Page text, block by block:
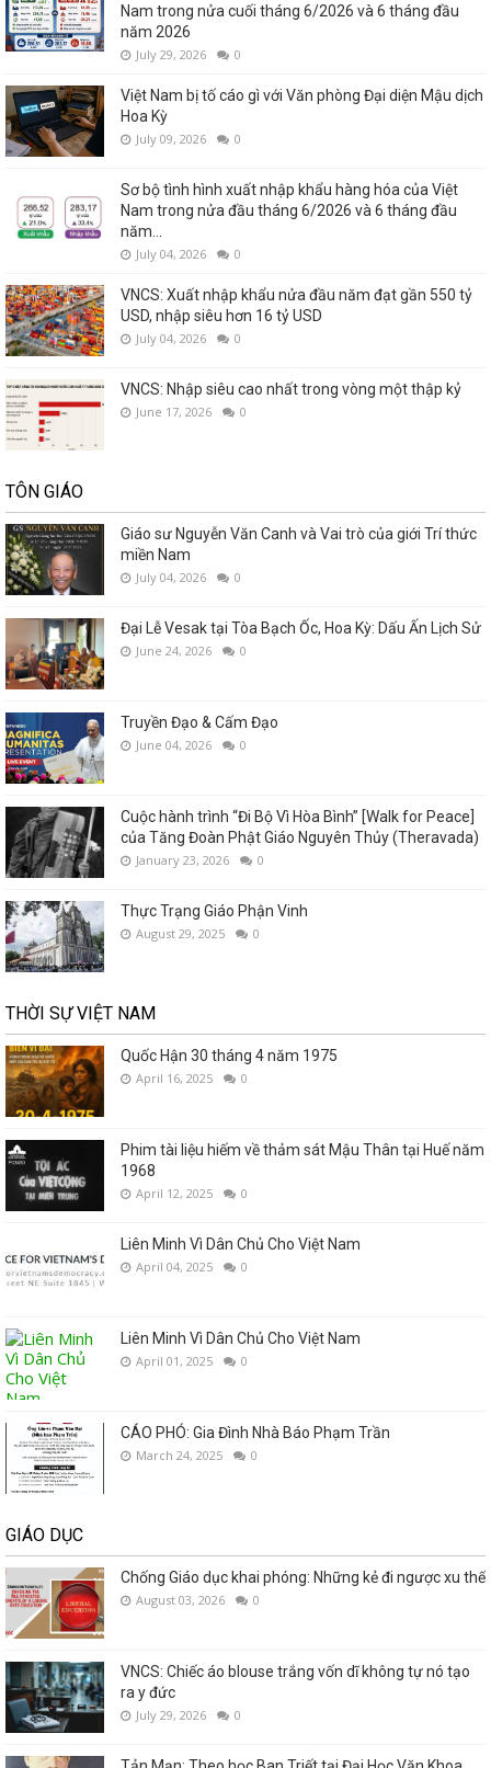
Nam trong nửa cuối tháng 6/2026 và 6 tháng đầu
năm 2026
July 29, 2026 0
Việt Nam bị tố cáo gì với Văn phòng Đại diện Mậu dịch
Hoa Kỳ
July 09, 2026 0
Sơ bộ tình hình xuất nhập khẩu hàng hóa của Việt
Nam trong nửa đầu tháng 6/2026 và 6 tháng đầu
năm...
July 04, 2026 0
VNCS: Xuất nhập khẩu nửa đầu năm đạt gần 550 tỷ
USD, nhập siêu hơn 16 tỷ USD
July 04, 2026 0
VNCS: Nhập siêu cao nhất trong vòng một thập kỷ
June 17, 2026 0
TÔN GIÁO
Giáo sư Nguyễn Văn Canh và Vai trò của giới Trí thức
miền Nam
July 04, 2026 0
Đại Lễ Vesak tại Tòa Bạch Ốc, Hoa Kỳ: Dấu Ấn Lịch Sử
June 24, 2026 0
Truyền Đạo & Cấm Đạo
June 04, 2026 0
Cuộc hành trình “Đi Bộ Vì Hòa Bình” [Walk for Peace]
của Tăng Đoàn Phật Giáo Nguyên Thủy (Theravada)
January 23, 2026 0
Thực Trạng Giáo Phận Vinh
August 29, 2025 0
THỜI SỰ VIỆT NAM
Quốc Hận 30 tháng 4 năm 1975
April 16, 2025 0
Phim tài liệu hiếm về thảm sát Mậu Thân tại Huế năm
1968
April 12, 2025 0
Liên Minh Vì Dân Chủ Cho Việt Nam
April 04, 2025 0
Liên Minh Vì Dân Chủ Cho Việt Nam
April 01, 2025 0
CÁO PHÓ: Gia Đình Nhà Báo Phạm Trần
March 24, 2025 0
GIÁO DỤC
Chống Giáo dục khai phóng: Những kẻ đi ngược xu thế
August 03, 2026 0
VNCS: Chiếc áo blouse trắng vốn dĩ không tự nó tạo
ra y đức
July 29, 2026 0